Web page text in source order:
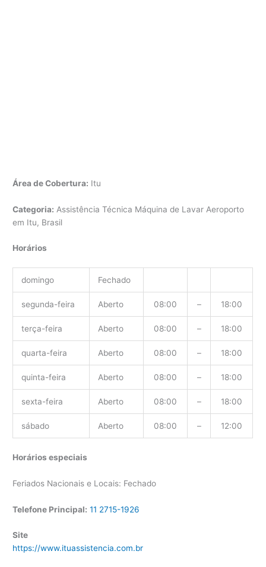
Área de Cobertura: Itu
Categoria: Assistência Técnica Máquina de Lavar Aeroporto
em Itu, Brasil
Horários
domingo Fechado
segunda-feira Aberto 08:00 – 18:00
terça-feira Aberto 08:00 – 18:00
quarta-feira Aberto 08:00 – 18:00
quinta-feira Aberto 08:00 – 18:00
sexta-feira Aberto 08:00 – 18:00
sábado Aberto 08:00 – 12:00
Horários especiais
Feriados Nacionais e Locais: Fechado
Telefone Principal: 11 2715-1926
Site
https://www.ituassistencia.com.br